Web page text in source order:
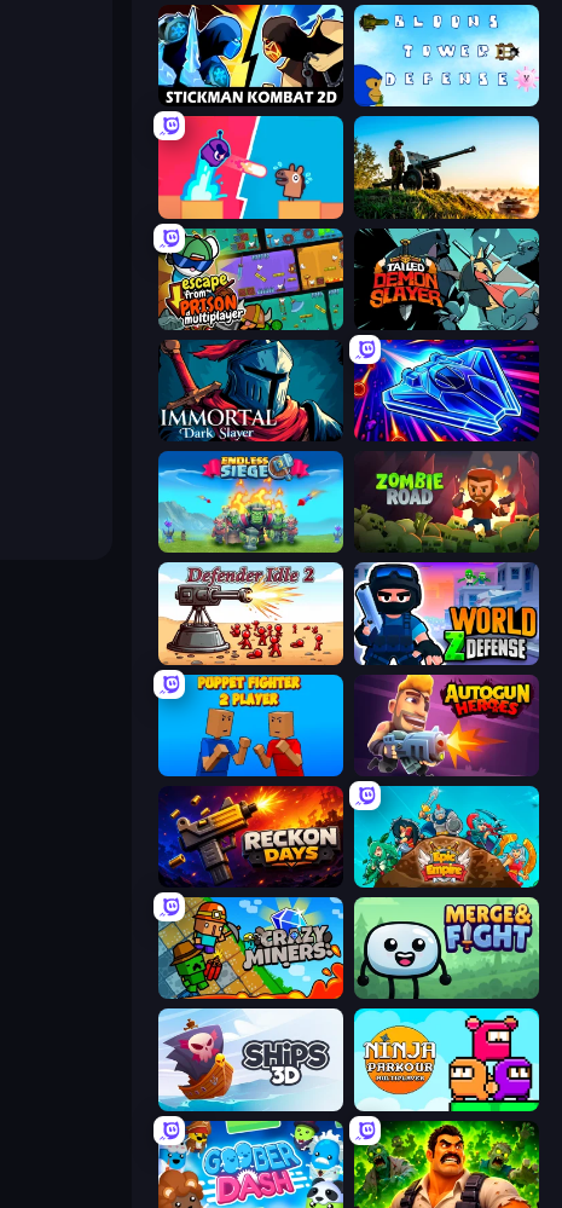
Stickman Kombat 2D
Boom Slingers ReBoom Artillery Vs Tanks
Escape From Prison Multiplayer Tailed Demon Slayer
Immortal: Dark Slayer Stellar Swarm
Endless Siege Zombie Road
Defender Idle 2 World Z Defense - Zombie Defense
Puppet Fighter 2 Player Autogun Heroes
Reckon Days Epic Empire: Tower Defense
Crazy Miners Merge & Fight
Ships 3D Ninja Parkour Multiplayer